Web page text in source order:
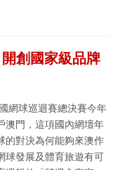
創國家級品牌
網球巡迴賽總決賽今年
澳門，這項國內網壇年
的對決為何能夠來澳作
球發展及體育旅遊有可